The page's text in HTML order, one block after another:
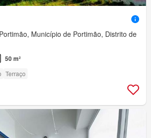
Município de Portimão, Distrito de
50 m²
Terraço